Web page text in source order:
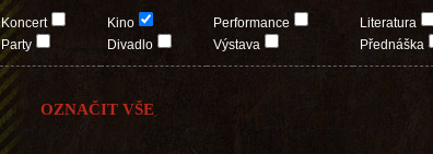
Koncert
Party
Kino
Divadlo
Performance
Výstava
Literatura
Přednáška
OZNAČIT VŠE